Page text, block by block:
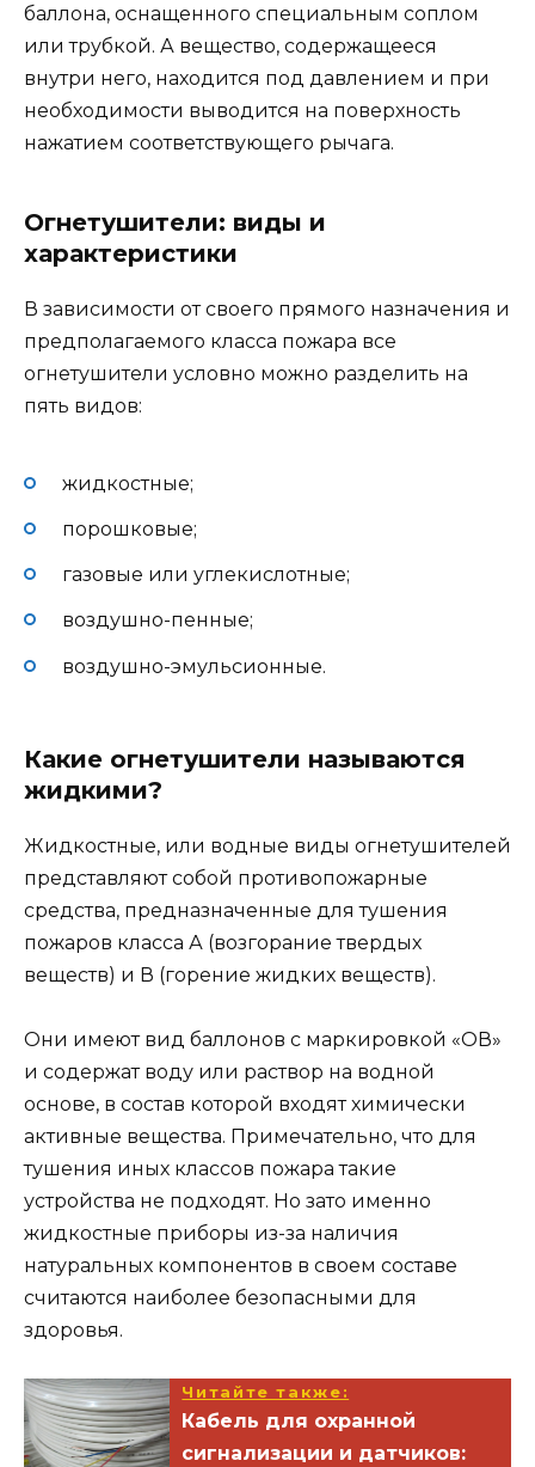
баллона, оснащенного специальным соплом
или трубкой. А вещество, содержащееся
внутри него, находится под давлением и при
необходимости выводится на поверхность
нажатием соответствующего рычага.
Огнетушители: виды и
характеристики
В зависимости от своего прямого назначения и
предполагаемого класса пожара все
огнетушители условно можно разделить на
пять видов:
жидкостные;
порошковые;
газовые или углекислотные;
воздушно-пенные;
воздушно-эмульсионные.
Какие огнетушители называются
жидкими?
Жидкостные, или водные виды огнетушителей
представляют собой противопожарные
средства, предназначенные для тушения
пожаров класса А (возгорание твердых
веществ) и В (горение жидких веществ).
Они имеют вид баллонов с маркировкой «ОВ»
и содержат воду или раствор на водной
основе, в состав которой входят химически
активные вещества. Примечательно, что для
тушения иных классов пожара такие
устройства не подходят. Но зато именно
жидкостные приборы из-за наличия
натуральных компонентов в своем составе
считаются наиболее безопасными для
здоровья.
Читайте также:
Кабель для охранной
сигнализации и датчиков: